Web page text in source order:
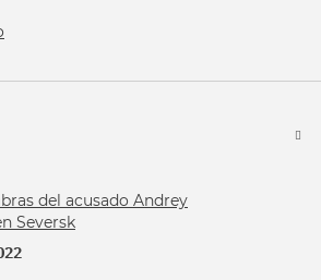
del acusado Andrey
Seversk